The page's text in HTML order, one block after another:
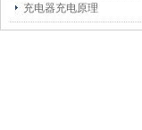
充电器充电原理